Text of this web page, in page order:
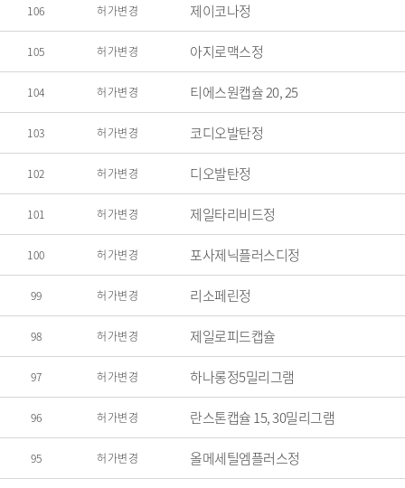
106 허가변경 제이코나정
105 허가변경 아지로맥스정
104 허가변경 티에스원캡슐 20, 25
103 허가변경 코디오발탄정
102 허가변경 디오발탄정
101 허가변경 제일타리비드정
100 허가변경 포사제닉플러스디정
99 허가변경 리소페린정
98 허가변경 제일로피드캡슐
97 허가변경 하나롱정5밀리그램
96 허가변경 란스톤캡슐 15, 30밀리그램
95 허가변경 올메세틸엠플러스정